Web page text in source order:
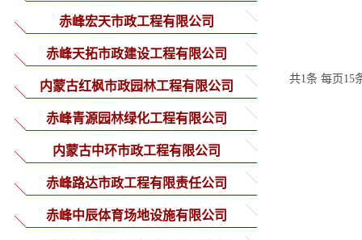
赤峰宏天市政工程有限公司
赤峰天拓市政建设工程有限公司
内蒙古红枫市政园林工程有限公司
赤峰青源园林绿化工程有限公司
内蒙古中环市政工程有限公司
赤峰路达市政工程有限责任公司
赤峰中辰体育场地设施有限公司
共1条 每页15